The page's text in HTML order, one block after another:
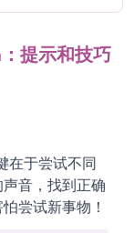
提示和技巧
在于尝试不同
音，找到正确
尝试新事物！